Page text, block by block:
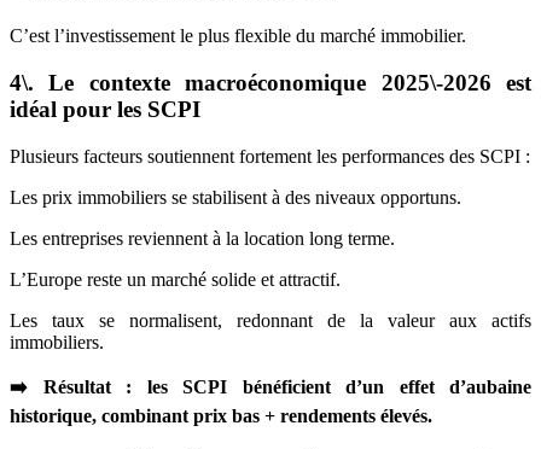
C’est l’investissement le plus flexible du marché immobilier.
4\. Le contexte macroéconomique 2025\-2026 est
idéal pour les SCPI
Plusieurs facteurs soutiennent fortement les performances des SCPI :
Les prix immobiliers se stabilisent à des niveaux opportuns.
Les entreprises reviennent à la location long terme.
L’Europe reste un marché solide et attractif.
Les taux se normalisent, redonnant de la valeur aux actifs
immobiliers.
➡️ Résultat : les SCPI bénéficient d’un effet d’aubaine
historique, combinant prix bas + rendements élevés.